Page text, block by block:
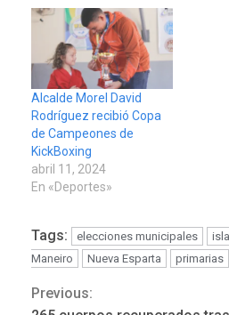
Alcalde Morel David
Rodríguez recibió Copa
de Campeones de
KickBoxing
abril 11, 2024
En «Deportes»
Tags: elecciones municipales
Maneiro
Nueva Esparta primarias
Continue
Previous: